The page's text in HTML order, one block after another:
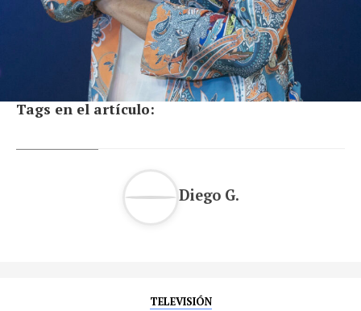
Tags en el artículo:
Diego G.
TELEVISIÓN